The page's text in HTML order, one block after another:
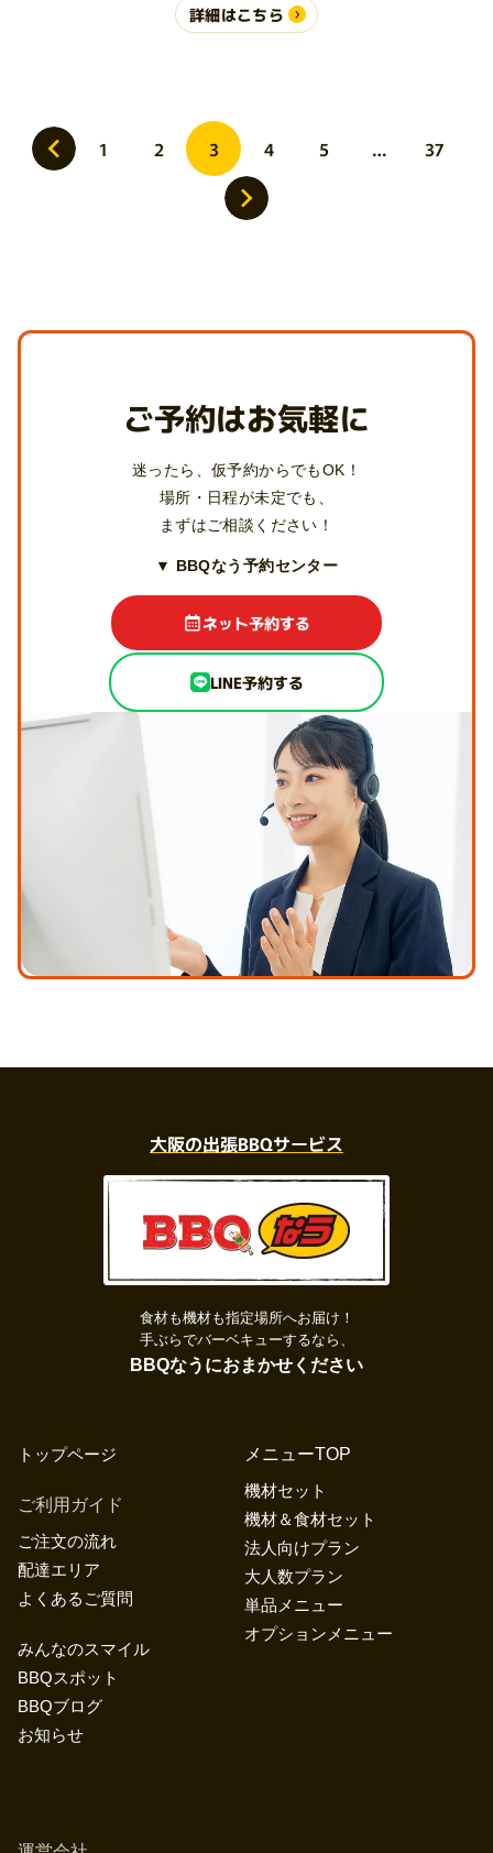
詳細はこちら
稿
1 2 3 4 5 … 37
ご予約はお気軽に
迷ったら、仮予約からでもOK！
場所・日程が未定でも、
まずはご相談ください！
▼ BBQなう予約センター
ネット予約する
LINE予約する
大阪の出張BBQサービス
食材も機材も指定場所へお届け！
手ぶらでバーベキューするなら、
BBQなうにおまかせください
トップページ
メニューTOP
機材セット
機材＆食材セット
法人向けプラン
大人数プラン
単品メニュー
オプションメニュー
ご利用ガイド
ご注文の流れ
配達エリア
よくあるご質問
みんなのスマイル
BBQスポット
BBQブログ
お知らせ